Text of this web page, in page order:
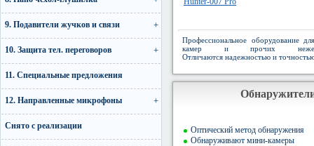
9. Подавители жучков и связи
10. Защита тел. переговоров
11. Специальные предложения
12. Направленные микрофоны
Снято с реализации
Профессиональное оборудование
камер и прочих
Отличаются надежностью и
Оптический метод обнаружения
Обнаруживают мини-камеры